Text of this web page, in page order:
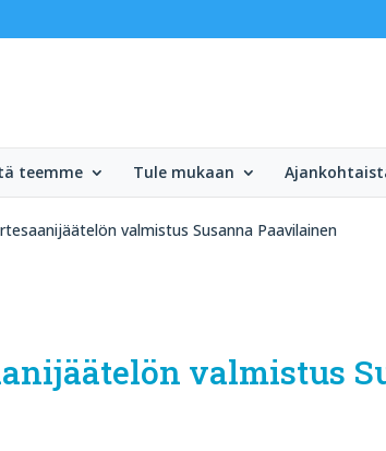
teemme Tule mukaan
valmistus Susanna Paavilainen
valmistus